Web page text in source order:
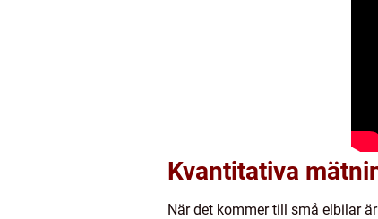
Kvantitativa
När det kommer till små elbilar